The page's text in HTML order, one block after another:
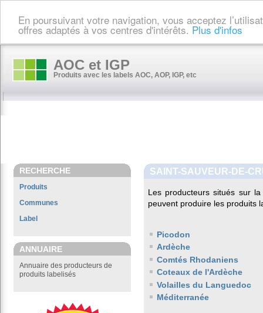
En poursuivant votre navigation, vous acceptez
offres adaptés à vos centres d'intérêts. Plus d'infos
AOC et IGP
Produits avec les labels AOC, AOP, IGP, etc
RECHERCHE
Produits
Communes
Label
ANNUAIRE
Annuaire des producteurs de
produits labelisés
SAINT-SAUVEUR-DE-
Les producteurs situés sur
peuvent produire les produits
Picodon
Ardèche
Comtés Rhodaniens
Coteaux de l'Ardèche
Volailles du Languedoc
Méditerranée